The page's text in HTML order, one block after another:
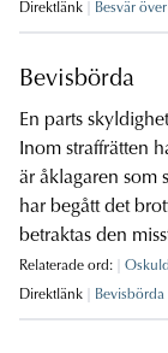
Direktlänk
Besvär
Bevisbörda
En parts
Inom straffrätten
är åklagaren som
har begått det
betraktas den
Relaterade ord:
Direktlänk
Bevisbörda